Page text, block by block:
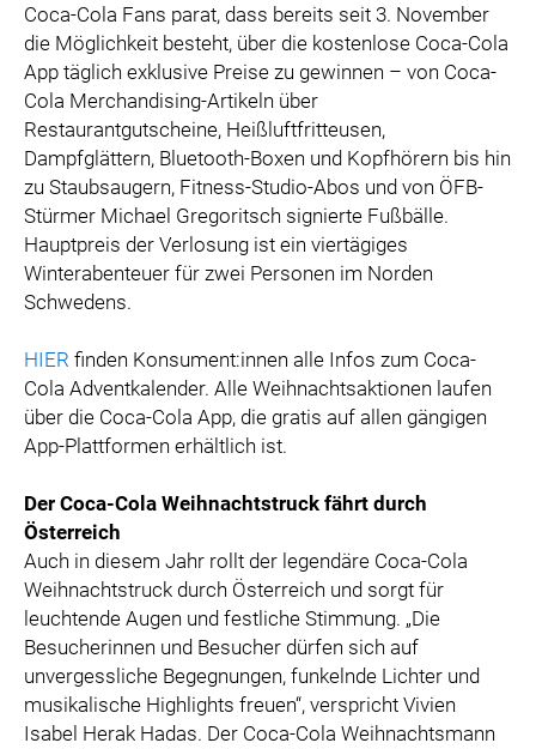
Coca-Cola Fans parat, dass bereits seit 3. November
die Möglichkeit besteht, über die kostenlose Coca-Cola
App täglich exklusive Preise zu gewinnen – von Coca-
Cola Merchandising-Artikeln über
Restaurantgutscheine, Heißluftfritteusen,
Dampfglättern, Bluetooth-Boxen und Kopfhörern bis hin
zu Staubsaugern, Fitness-Studio-Abos und von ÖFB-
Stürmer Michael Gregoritsch signierte Fußbälle.
Hauptpreis der Verlosung ist ein viertägiges
Winterabenteuer für zwei Personen im Norden
Schwedens.
HIER finden Konsument:innen alle Infos zum Coca-
Cola Adventkalender. Alle Weihnachtsaktionen laufen
über die Coca-Cola App, die gratis auf allen gängigen
App-Plattformen erhältlich ist.
Der Coca-Cola Weihnachtstruck fährt durch
Österreich
Auch in diesem Jahr rollt der legendäre Coca-Cola
Weihnachtstruck durch Österreich und sorgt für
leuchtende Augen und festliche Stimmung. „Die
Besucherinnen und Besucher dürfen sich auf
unvergessliche Begegnungen, funkelnde Lichter und
musikalische Highlights freuen“, verspricht Vivien
Isabel Herak Hadas. Der Coca-Cola Weihnachtsmann